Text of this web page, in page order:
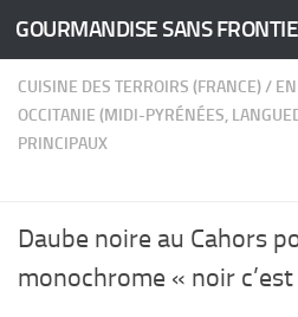
Skip to content
GOURMANDISE SANS
CUISINE DES TERROIRS (FRANCE)/
OCCITANIE (MIDI-PYRÉNÉES,
PRINCIPAUX
Daube noire au Cahors
monochrome « noir